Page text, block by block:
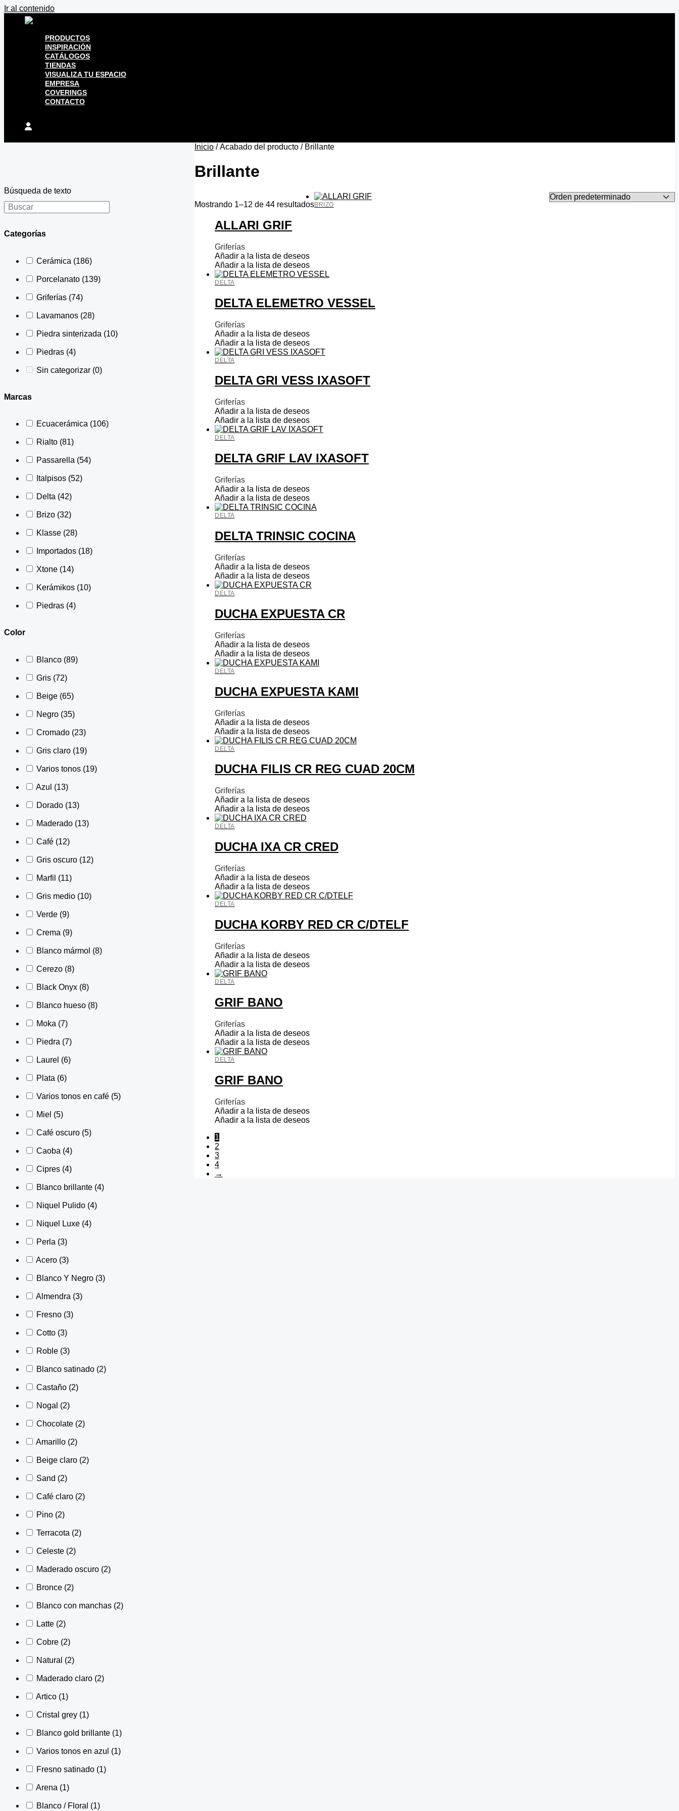
Ir al contenido
PRODUCTOS
INSPIRACIÓN
CATÁLOGOS
TIENDAS
VISUALIZA TU ESPACIO
EMPRESA
COVERINGS
CONTACTO
Búsqueda de texto
Categorías
Cerámica (186)
Porcelanato (139)
Griferías (74)
Lavamanos (28)
Piedra sinterizada (10)
Piedras (4)
Sin categorizar (0)
Marcas
Ecuacerámica (106)
Rialto (81)
Passarella (54)
Italpisos (52)
Delta (42)
Brizo (32)
Klasse (28)
Importados (18)
Xtone (14)
Kerámikos (10)
Piedras (4)
Color
Blanco (89)
Gris (72)
Beige (65)
Negro (35)
Cromado (23)
Gris claro (19)
Varios tonos (19)
Azul (13)
Dorado (13)
Maderado (13)
Café (12)
Gris oscuro (12)
Marfil (11)
Gris medio (10)
Verde (9)
Crema (9)
Blanco mármol (8)
Cerezo (8)
Black Onyx (8)
Blanco hueso (8)
Moka (7)
Piedra (7)
Laurel (6)
Plata (6)
Varios tonos en café (5)
Miel (5)
Café oscuro (5)
Caoba (4)
Cipres (4)
Blanco brillante (4)
Niquel Pulido (4)
Niquel Luxe (4)
Perla (3)
Acero (3)
Blanco Y Negro (3)
Almendra (3)
Fresno (3)
Cotto (3)
Roble (3)
Blanco satinado (2)
Castaño (2)
Nogal (2)
Chocolate (2)
Amarillo (2)
Beige claro (2)
Sand (2)
Café claro (2)
Pino (2)
Terracota (2)
Celeste (2)
Maderado oscuro (2)
Bronce (2)
Blanco con manchas (2)
Latte (2)
Cobre (2)
Natural (2)
Maderado claro (2)
Artico (1)
Cristal grey (1)
Blanco gold brillante (1)
Varios tonos en azul (1)
Fresno satinado (1)
Arena (1)
Blanco / Floral (1)
Inicio / Acabado del producto / Brillante
Brillante
Mostrando 1–12 de 44 resultadosBRIZO
ALLARI GRIF
Griferías
Añadir a la lista de deseos
Añadir a la lista de deseos
DELTA
DELTA ELEMETRO VESSEL
Griferías
Añadir a la lista de deseos
Añadir a la lista de deseos
DELTA
DELTA GRI VESS IXASOFT
Griferías
Añadir a la lista de deseos
Añadir a la lista de deseos
DELTA
DELTA GRIF LAV IXASOFT
Griferías
Añadir a la lista de deseos
Añadir a la lista de deseos
DELTA
DELTA TRINSIC COCINA
Griferías
Añadir a la lista de deseos
Añadir a la lista de deseos
DELTA
DUCHA EXPUESTA CR
Griferías
Añadir a la lista de deseos
Añadir a la lista de deseos
DELTA
DUCHA EXPUESTA KAMI
Griferías
Añadir a la lista de deseos
Añadir a la lista de deseos
DELTA
DUCHA FILIS CR REG CUAD 20CM
Griferías
Añadir a la lista de deseos
Añadir a la lista de deseos
DELTA
DUCHA IXA CR CRED
Griferías
Añadir a la lista de deseos
Añadir a la lista de deseos
DELTA
DUCHA KORBY RED CR C/DTELF
Griferías
Añadir a la lista de deseos
Añadir a la lista de deseos
DELTA
GRIF BANO
Griferías
Añadir a la lista de deseos
Añadir a la lista de deseos
DELTA
GRIF BANO
Griferías
Añadir a la lista de deseos
Añadir a la lista de deseos
1
2
3
4
→